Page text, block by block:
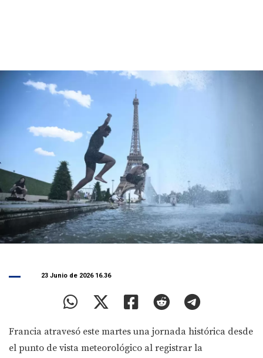
23 Junio de 2026 16.36
Francia atravesó este martes una jornada histórica desde
el punto de vista meteorológico al registrar la